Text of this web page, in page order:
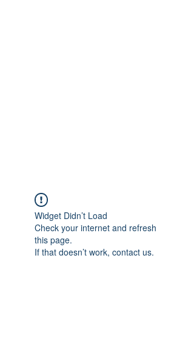
Widget Didn’t Load
Check your internet and refresh
this page.
If that doesn’t work, contact us.